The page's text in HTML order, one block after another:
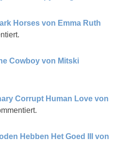
Horses von Emma Ruth
Cowboy von Mitski
Corrupt Human Love von
Hebben Het Goed III von